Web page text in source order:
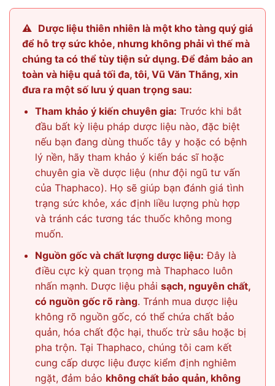
⚠️ Dược liệu thiên nhiên là một kho tàng quý giá
để hỗ trợ sức khỏe, nhưng không phải vì thế mà
chúng ta có thể tùy tiện sử dụng. Để đảm bảo an
toàn và hiệu quả tối đa, tôi, Vũ Văn Thắng, xin
đưa ra một số lưu ý quan trọng sau:
Tham khảo ý kiến chuyên gia: Trước khi bắt
đầu bất kỳ liệu pháp dược liệu nào, đặc biệt
nếu bạn đang dùng thuốc tây y hoặc có bệnh
lý nền, hãy tham khảo ý kiến bác sĩ hoặc
chuyên gia về dược liệu (như đội ngũ tư vấn
của Thaphaco). Họ sẽ giúp bạn đánh giá tình
trạng sức khỏe, xác định liều lượng phù hợp
và tránh các tương tác thuốc không mong
muốn.
Nguồn gốc và chất lượng dược liệu: Đây là
điều cực kỳ quan trọng mà Thaphaco luôn
nhấn mạnh. Dược liệu phải sạch, nguyên chất,
có nguồn gốc rõ ràng. Tránh mua dược liệu
không rõ nguồn gốc, có thể chứa chất bảo
quản, hóa chất độc hại, thuốc trừ sâu hoặc bị
pha trộn. Tại Thaphaco, chúng tôi cam kết
cung cấp dược liệu được kiểm định nghiêm
ngặt, đảm bảo không chất bảo quản, không